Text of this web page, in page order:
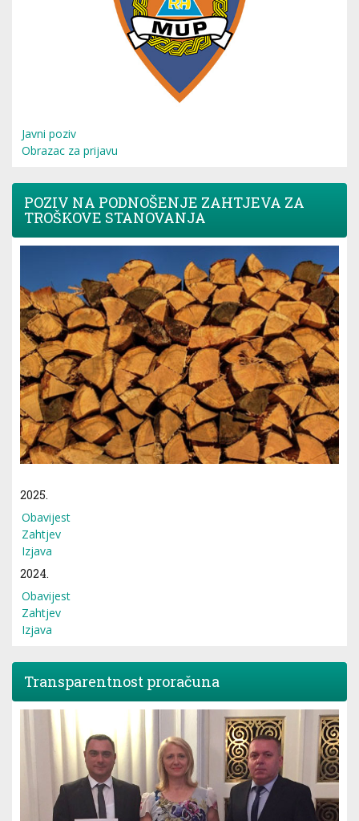
Javni poziv
Obrazac za prijavu
POZIV NA PODNOŠENJE ZAHTJEVA ZA
TROŠKOVE STANOVANJA
2025.
Obavijest
Zahtjev
Izjava
2024.
Obavijest
Zahtjev
Izjava
Transparentnost proračuna